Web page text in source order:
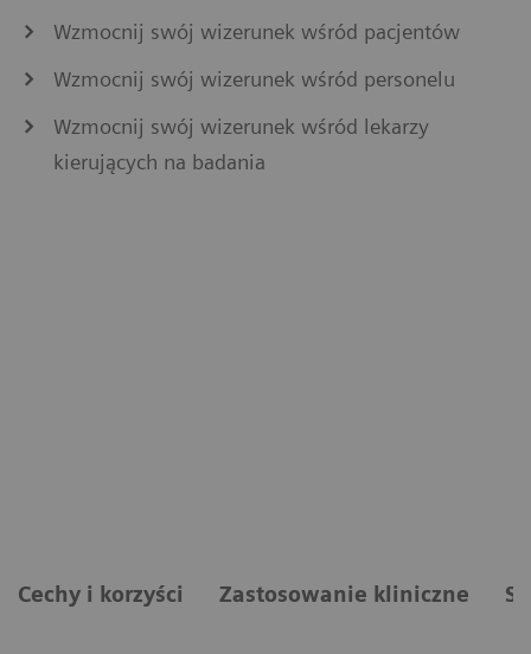
Wzmocnij swój wizerunek wśród pacjentów
Wzmocnij swój wizerunek wśród personelu
Wzmocnij swój wizerunek wśród lekarzy
kierujących na badania
Cechy i korzyści Zastosowanie kliniczne